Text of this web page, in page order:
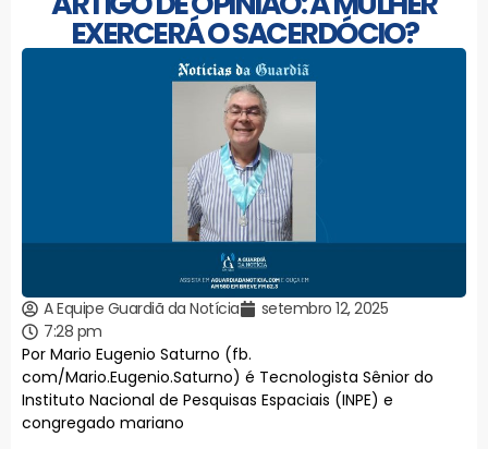
EXERCERÁ O SACERDÓCIO?
A Equipe Guardiã da Notícia
setembro 12, 2025
7:28 pm
Por Mario Eugenio Saturno (fb.
com/Mario.Eugenio.Saturno) é Tecnologista Sênior do
Instituto Nacional de Pesquisas Espaciais (INPE) e
congregado mariano